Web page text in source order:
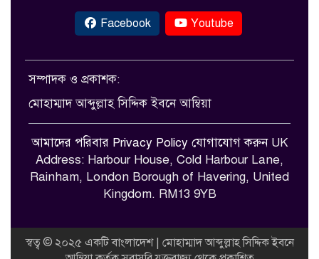
Facebook Youtube
সম্পাদক ও প্রকাশক:
মোহাম্মাদ আব্দুল্লাহ সিদ্দিক ইবনে আম্বিয়া
আমাদের পরিবার Privacy Policy যোগাযোগ করুনUK
Address: Harbour House, Cold Harbour Lane,
Rainham, London Borough of Havering, United
Kingdom. RM13 9YB
স্বত্ব © ২০২৫ একটি বাংলাদেশ | মোহাম্মাদ আব্দুল্লাহ সিদ্দিক ইবনে